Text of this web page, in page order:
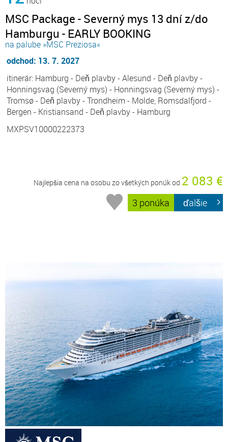
MSC Package - Severný mys 13 dní z/do
Hamburgu - EARLY BOOKING
na palube »MSC Preziosa«
odchod: 13. 7. 2027
itinerár: Hamburg - Deň plavby - Alesund - Deň plavby -
Honningsvag (Severný mys) - Honningsvag (Severný mys) -
Tromsø - Deň plavby - Trondheim - Molde, Romsdalfjord -
Bergen - Kristiansand - Deň plavby - Hamburg
MXPSV10000222373
Najlepšia cena na osobu zo všetkých ponúk od 2 083 €
3 ponúka ďalšie